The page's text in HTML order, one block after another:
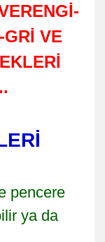
VE
pencere
ya da